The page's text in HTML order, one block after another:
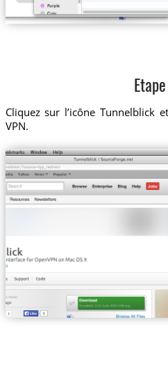
Cliquez sur l’icône Tunnelblick
VPN.